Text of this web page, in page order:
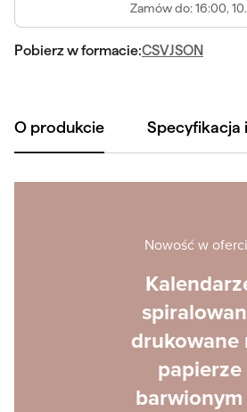
Zamówdo: 16:00,
Pobierz w formacie:CSVJSON
O produkcie Specyfikacja
Nowość w
drukowane
papierze
barwionym